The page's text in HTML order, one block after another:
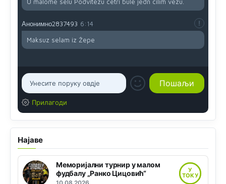
Анонимно2837493 6:14
Maksuz selam iz Žepe
Прилагоди
Најаве
Меморијални турнир у малом
фудбалу „Ранко Цицовић“
У
ТОКУ